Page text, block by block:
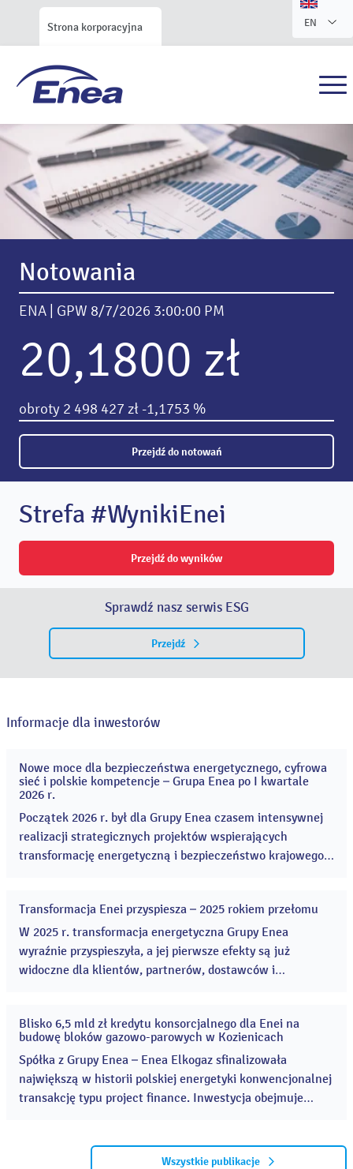
Strona korporacyjna EN
Serwis Relacji Inwestorskich
Enea S.A.
Notowania
ENA | GPW 8/7/2026 3:00:00 PM
20,1800 zł
obroty 2 498 427 zł -1,1753 %
Przejdź do notowań
Strefa #WynikiEnei
Przejdź do wyników
Sprawdź nasz serwis ESG
Przejdź
Informacje dla inwestorów
20
maj
Nowe moce dla bezpieczeństwa energetycznego, cyfrowa
sieć i polskie kompetencje – Grupa Enea po I kwartale
2026 r.
Początek 2026 r. był dla Grupy Enea czasem intensywnej
realizacji strategicznych projektów wspierających
transformację energetyczną i bezpieczeństwo krajowego
inwestycję wspierającą bezpieczeństwo energetyczne. ...
13
Transformacja Enei przyspiesza – 2025 rokiem przełomu
W 2025 r. transformacja energetyczna Grupy Enea
wyraźnie przyspieszyła, a jej pierwsze efekty są już
widoczne dla klientów, partnerów, dostawców i
odnawialne źródła energii i modernizację sieci
dystrybucyjnej. ...
Blisko 6,5 mld zł kredytu konsorcjalnego dla Enei na
budowę bloków gazowo-parowych w Kozienicach
Spółka z Grupy Enea – Enea Elkogaz sfinalizowała
największą w historii polskiej energetyki konwencjonalnej
transakcję typu project finance. Inwestycja obejmuje
Wszystkie publikacje